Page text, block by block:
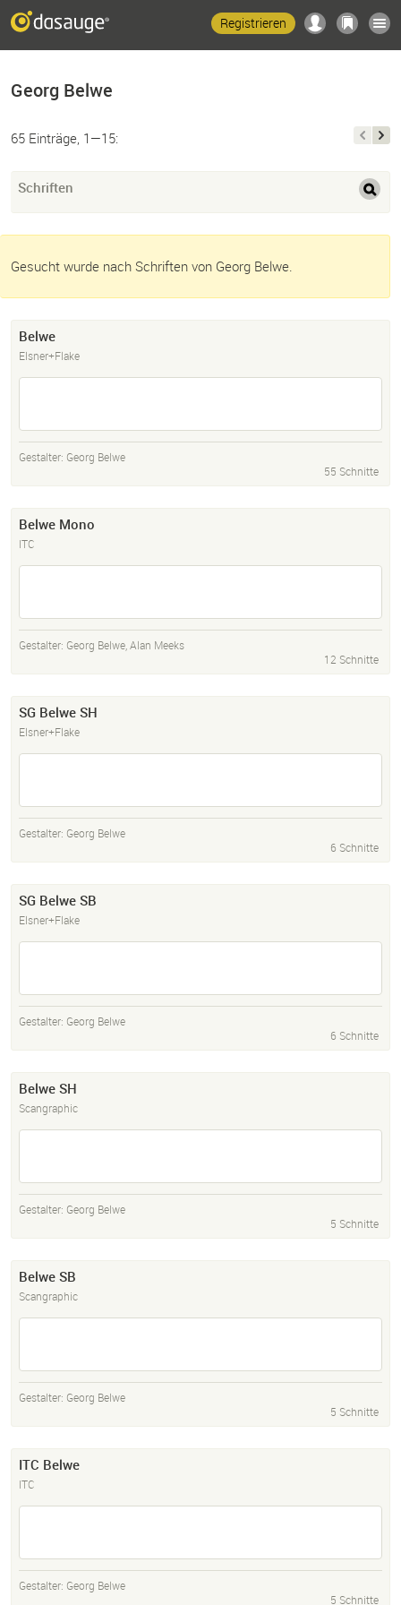
Registrieren
Georg Belwe
65 Einträge, 1—15:
Schriften
Gesucht wurde nach Schriften von Georg Belwe.
Belwe
Elsner+Flake
Gestalter: Georg Belwe
55 Schnitte
Belwe Mono
ITC
Gestalter: Georg Belwe,Alan Meeks
12 Schnitte
SG Belwe SH
Elsner+Flake
Gestalter: Georg Belwe
6 Schnitte
SG Belwe SB
Elsner+Flake
Gestalter: Georg Belwe
6 Schnitte
Belwe SH
Scangraphic
Gestalter: Georg Belwe
5 Schnitte
Belwe SB
Scangraphic
Gestalter: Georg Belwe
5 Schnitte
ITC Belwe
ITC
Gestalter: Georg Belwe
5 Schnitte